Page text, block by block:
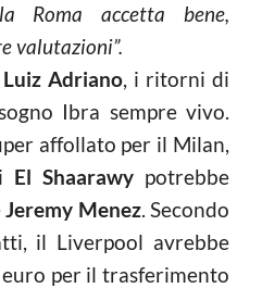
Roma accetta bene,
valutazioni”.
Luiz Adriano, i ritorni di
Ibra sempre vivo.
affollato per il Milan,
El Shaarawy potrebbe
Jeremy Menez. Secondo
il Liverpool avrebbe
per il trasferimento